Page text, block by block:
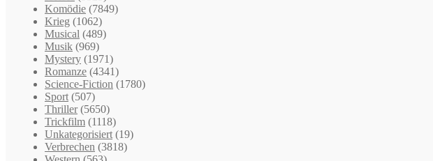
Komödie (7849)
Krieg (1062)
Musical (489)
Musik (969)
Mystery (1971)
Romanze (4341)
Science-Fiction (1780)
Sport (507)
Thriller (5650)
Trickfilm (1118)
Unkategorisiert (19)
Verbrechen (3818)